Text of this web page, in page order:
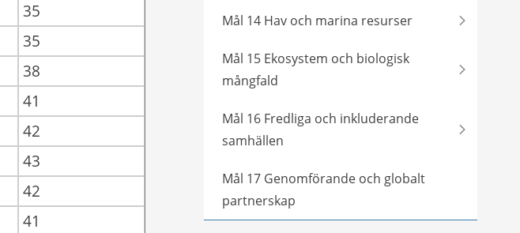
35
35
38
41
42
43
42
41
Mål 14 Hav och marina resurser
Mål 15 Ekosystem och biologisk
mångfald
Mål 16 Fredliga och inkluderande
samhällen
Mål 17 Genomförande och globalt
partnerskap